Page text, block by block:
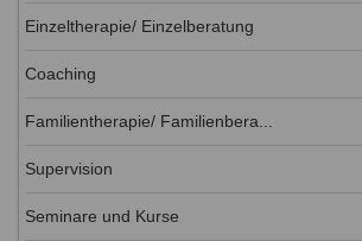
Einzeltherapie/ Einzelberatung
Coaching
Familientherapie/ Familienbera...
Supervision
Seminare und Kurse